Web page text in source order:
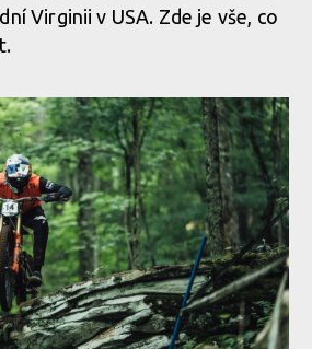
Virginii v USA. Zde je vše, co